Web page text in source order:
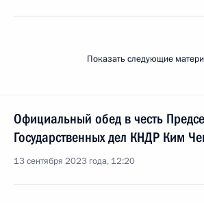
Показать следующие
Официальный обед в честь
Государственных дел КНДР Ким
13 сентября 2023 года, 12:20